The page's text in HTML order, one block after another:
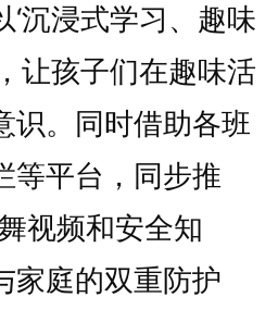
‘沉浸式学习、趣味
让孩子们在趣味活
识。同时借助各班
等平台，同步推
视频和安全知
家庭的双重防护